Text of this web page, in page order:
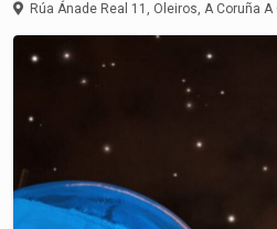
Rúa Ánade Real 11, Oleiros, A Coruña A